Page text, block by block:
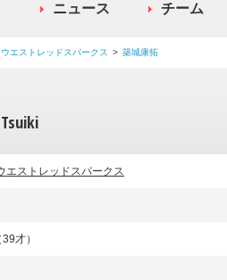
ニュース チーム
エストレッドスパークス 築城康拓
エストレッドスパークス
才）